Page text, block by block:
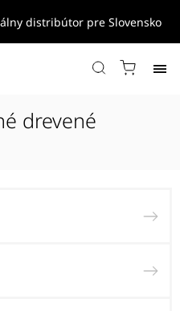
distribútor pre Slovensko
drevené podlahy
drevené